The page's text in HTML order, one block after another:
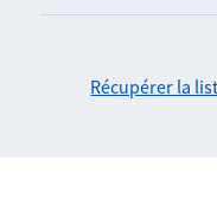
Récupérer la